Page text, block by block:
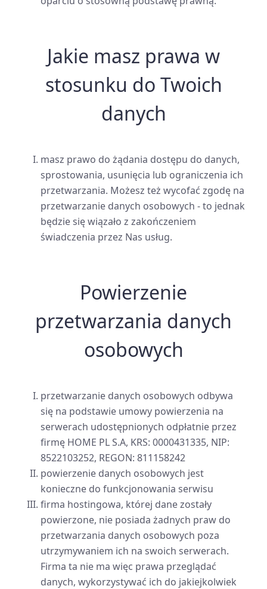
Jakie masz prawa w
stosunku do Twoich
danych
masz prawo do żądania dostępu do danych,
sprostowania, usunięcia lub ograniczenia ich
przetwarzania. Możesz też wycofać zgodę na
przetwarzanie danych osobowych - to jednak
będzie się wiązało z zakończeniem
świadczenia przez Nas usług.
Powierzenie
przetwarzania danych
osobowych
przetwarzanie danych osobowych odbywa
się na podstawie umowy powierzenia na
serwerach udostępnionych odpłatnie przez
firmę HOME PL S.A, KRS: 0000431335, NIP:
8522103252, REGON: 811158242
powierzenie danych osobowych jest
konieczne do funkcjonowania serwisu
firma hostingowa, której dane zostały
powierzone, nie posiada żadnych praw do
przetwarzania danych osobowych poza
utrzymywaniem ich na swoich serwerach.
Firma ta nie ma więc prawa przeglądać
danych, wykorzystywać ich do jakiejkolwiek